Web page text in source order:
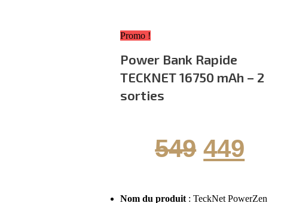
Promo !
Power Bank Rapide
TECKNET 16750 mAh – 2
sorties
549 Le
449
Nom du produit : TeckNet PowerZen